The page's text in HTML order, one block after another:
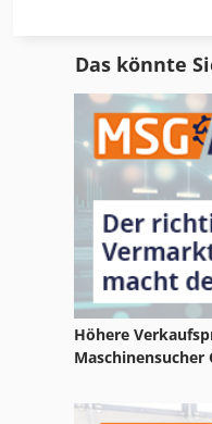
Lorch Handytig 210
Lorch Isitig 250
Lorch M 2060
Lorch M 6090
Lorch Micormig 300
Lorch Micormig 350
Das könnte
Höhere